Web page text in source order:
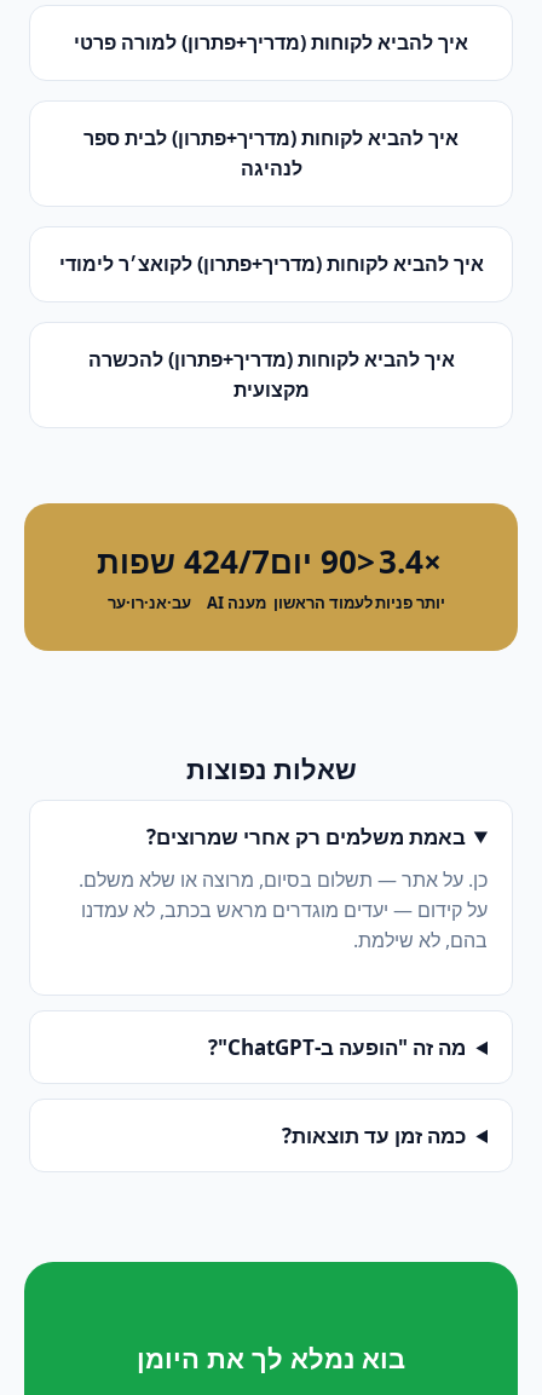
איך להביא לקוחות (מדריך+פתרון)למורה פרטי
איך להביא לקוחות (מדריך+פתרון)לבית ספר
לנהיגה
איך להביא לקוחות (מדריך+פתרון)לקואצ׳ר לימודי
איך להביא לקוחות (מדריך+פתרון)להכשרה
מקצועית
×3.4
יותר פניות
<90 יום
לעמוד הראשון
24/7
מענה AI
4 שפות
עב·אנ·רו·ער
שאלות נפוצות
באמת משלמים רק אחרי שמרוצים?
כן. על אתר — תשלום בסיום, מרוצה או שלא משלם.
על קידום — יעדים מוגדרים מראש בכתב, לא עמדנו
בהם, לא שילמת.
מה זה "הופעה ב-ChatGPT"?
כמה זמן עד תוצאות?
בוא נמלא לך את היומן